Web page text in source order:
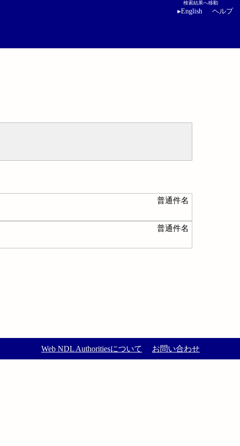
検索結果へ移動
▸English ヘルプ
普通件名
普通件名
Web NDL Authoritiesについて お問い合わせ